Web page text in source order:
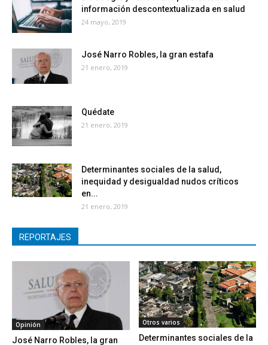
información descontextualizada en salud
24 mayo, 2019
José Narro Robles, la gran estafa
21 enero, 2019
Quédate
21 enero, 2019
Determinantes sociales de la salud,
inequidad y desigualdad nudos críticos
en...
21 enero, 2019
REPORTAJES
Opinión
José Narro Robles, la gran
Otros varios
Determinantes sociales de la